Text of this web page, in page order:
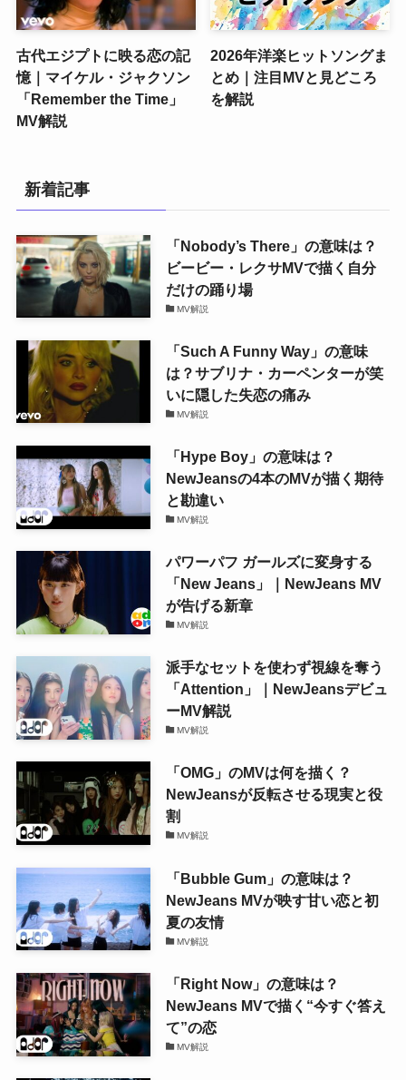
古代エジプトに映る恋の記
憶｜マイケル・ジャクソン
「Remember the Time」
MV解説
2026年洋楽ヒットソングま
とめ｜注目MVと見どころ
を解説
新着記事
「Nobody’s There」の意味は？
ビービー・レクサMVで描く自分
だけの踊り場
MV解説
「Such A Funny Way」の意味
は？サブリナ・カーペンターが笑
いに隠した失恋の痛み
MV解説
「Hype Boy」の意味は？
NewJeansの4本のMVが描く期待
と勘違い
MV解説
パワーパフ ガールズに変身する
「New Jeans」｜NewJeans MV
が告げる新章
MV解説
派手なセットを使わず視線を奪う
「Attention」｜NewJeansデビュ
ーMV解説
MV解説
「OMG」のMVは何を描く？
NewJeansが反転させる現実と役
割
MV解説
「Bubble Gum」の意味は？
NewJeans MVが映す甘い恋と初
夏の友情
MV解説
「Right Now」の意味は？
NewJeans MVで描く“今すぐ答え
て”の恋
MV解説